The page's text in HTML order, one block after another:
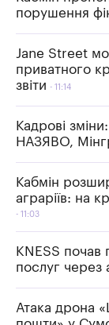
порушення
Jane Street
приватного
звіти
11:14
Кадрові
НАЗЯВО,
Кабмін
аграріїв: на
11:03
KNESS
послуг через
Атака дрона